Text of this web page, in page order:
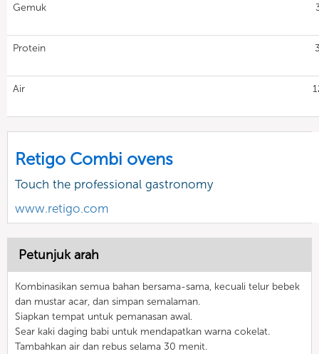
Gemuk
Protein
Air
Retigo Combi ovens
Touch the professional gastronomy
www.retigo.com
Petunjuk arah
Kombinasikan semua bahan bersama-sama, kecuali telur bebek
dan mustar acar, dan simpan semalaman.
Siapkan tempat untuk pemanasan awal.
Sear kaki daging babi untuk mendapatkan warna cokelat.
Tambahkan air dan rebus selama 30 menit.